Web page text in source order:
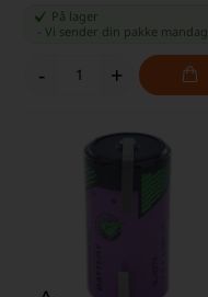
På lager
-Vi sender din pakke mandag
- +